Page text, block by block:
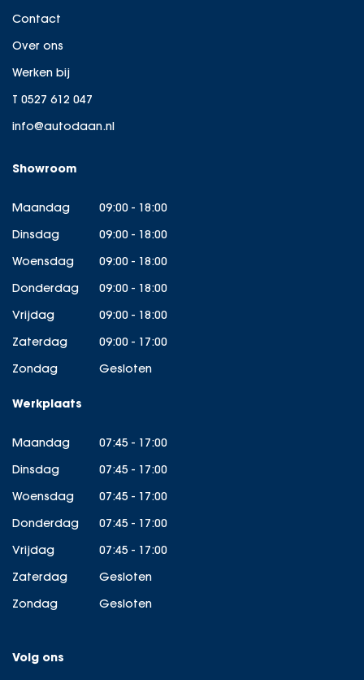
Contact
Over ons
Werken bij
T 0527 612 047
info@autodaan.nl
Showroom
Maandag
09:00 - 18:00
Dinsdag
09:00 - 18:00
Woensdag
09:00 - 18:00
Donderdag
09:00 - 18:00
Vrijdag
09:00 - 18:00
Zaterdag
09:00 - 17:00
Zondag
Gesloten
Werkplaats
Maandag
07:45 - 17:00
Dinsdag
07:45 - 17:00
Woensdag
07:45 - 17:00
Donderdag
07:45 - 17:00
Vrijdag
07:45 - 17:00
Zaterdag
Gesloten
Zondag
Gesloten
Volg ons